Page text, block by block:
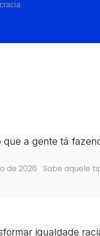
a gente tá
de 2026 Sabe aquele
igualdade